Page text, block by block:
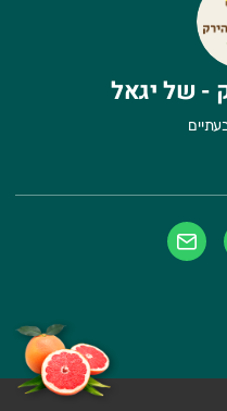
- של יגאל